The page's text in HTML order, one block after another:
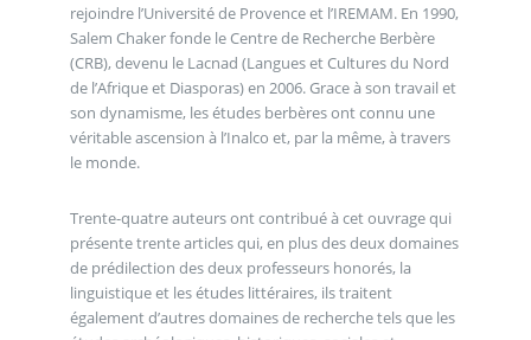
rejoindre l’Université de Provence et l’IREMAM. En 1990,
Salem Chaker fonde le Centre de Recherche Berbère
(CRB), devenu le Lacnad (Langues et Cultures du Nord
de l’Afrique et Diasporas) en 2006. Grace à son travail et
son dynamisme, les études berbères ont connu une
véritable ascension à l’Inalco et, par la même, à travers
le monde.
Trente-quatre auteurs ont contribué à cet ouvrage qui
présente trente articles qui, en plus des deux domaines
de prédilection des deux professeurs honorés, la
linguistique et les études littéraires, ils traitent
également d’autres domaines de recherche tels que les